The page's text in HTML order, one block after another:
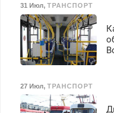
31 Июл, ТРАНСПОРТ
27 Июл, ТРАНСПОРТ